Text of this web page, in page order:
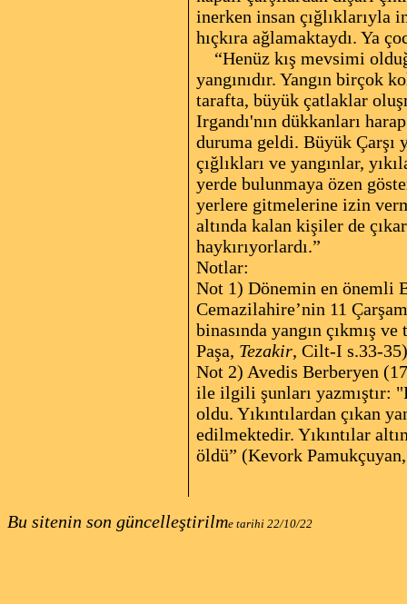
inerken insan çığlıklarıyla
hıçkıra ağlamaktaydı. Ya
“Henüz kış mevsimi
yangınıdır. Yangın birçok
tarafta, büyük çatlaklar
Irgandı'nın dükkanları
duruma geldi. Büyük Çarşı
çığlıkları ve yangınlar,
yerde bulunmaya özen
yerlere gitmelerine izin
altında kalan kişiler de
haykırıyorlardı.”
Notlar:
Not 1) Dönemin en önemli
Cemazilahire’nin 11
binasında yangın çıkmış
Paşa, Tezakir, Cilt-I s.33-35)
Not 2) Avedis Berberyen
ile ilgili şunları yazmıştır:
oldu. Yıkıntılardan çıkan
edilmektedir. Yıkıntılar
öldü” (Kevork
Bu sitenin son güncelleştirilme tarihi 22/10/22